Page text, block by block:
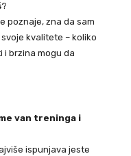
?
poznaje, zna da sam
kvalitete – koliko
i brzina mogu da
van treninga i
ispunjava jeste